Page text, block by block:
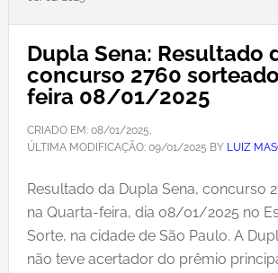
Dupla Sena: Resultado
concurso 2760
feira 08/01/2025
CRIADO EM: 08/01/2025,
ÚLTIMA MODIFICAÇÃO: 09/01/2025 BY LUIZ
Resultado da Dupla Sena, concurso
na Quarta-feira, dia 08/01/2025 no
Sorte, na cidade de São Paulo. A
não teve acertador do prêmio